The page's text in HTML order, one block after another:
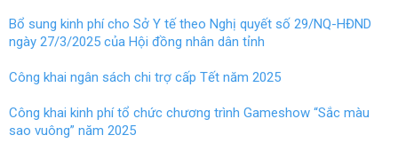
Bổ sung kinh phí cho Sở Y tế theo Nghị quyết số 29/NQ-HĐND
ngày 27/3/2025 của Hội đồng nhân dân tỉnh
Công khai ngân sách chi trợ cấp Tết năm 2025
Công khai kinh phí tổ chức chương trình Gameshow “Sắc màu
sao vuông” năm 2025